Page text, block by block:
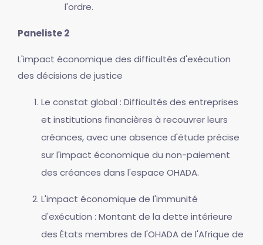
l'ordre.
Paneliste 2
L'impact économique des difficultés d'exécution
des décisions de justice
Le constat global : Difficultés des entreprises
et institutions financières à recouvrer leurs
créances, avec une absence d'étude précise
sur l'impact économique du non-paiement
des créances dans l'espace OHADA.
L'impact économique de l'immunité
d'exécution : Montant de la dette intérieure
des États membres de l'OHADA de l'Afrique de